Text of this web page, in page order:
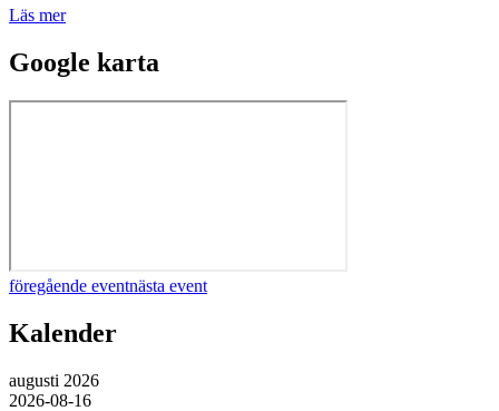
Läs mer
Google karta
föregående eventnästa event
Kalender
augusti 2026
2026-08-16